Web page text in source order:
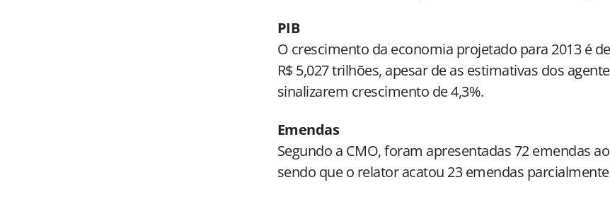
PIB
O crescimento da economia projetado para 2013 é
R$ 5,027 trilhões, apesar de as estimativas dos
sinalizarem crescimento de 4,3%.
Emendas
Segundo a CMO, foram apresentadas 72 emendas
sendo que o relator acatou 23 emendas